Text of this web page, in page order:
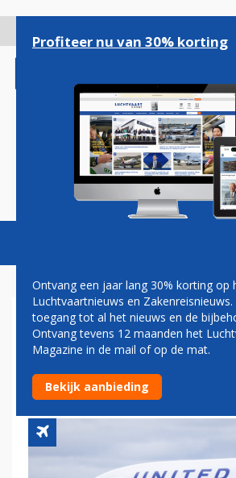
gaan
Magazine Podcasts
PILOTEN UNITED
KRIJGEN TOT WEL 40
PROCENT MEER
Profiteer nu van 30% korting
Ontvang een jaar lang 30% korting op
Luchtvaartnieuws en
toegang tot al het nieuws en de
Ontvang tevens 12 maanden het
Magazine in de mail of op de mat.
Bekijk aanbieding